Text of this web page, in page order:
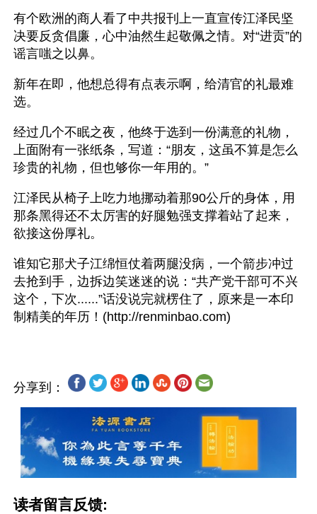
有个欧洲的商人看了中共报刊上一直宣传江泽民坚
决要反贪倡廉，心中油然生起敬佩之情。对“进贡”的
谣言嗤之以鼻。
新年在即，他想总得有点表示啊，给清官的礼最难
选。
经过几个不眠之夜，他终于选到一份满意的礼物，
上面附有一张纸条，写道：“朋友，这虽不算是怎么
珍贵的礼物，但也够你一年用的。”
江泽民从椅子上吃力地挪动着那90公斤的身体，用
那条黑得还不太厉害的好腿勉强支撑着站了起来，
欲接这份厚礼。
谁知它那犬子江绵恒仗着两腿没病，一个箭步冲过
去抢到手，边拆边笑迷迷的说：“共产党干部可不兴
这个，下次......”话没说完就楞住了，原来是一本印
分享到：
读者留言反馈: